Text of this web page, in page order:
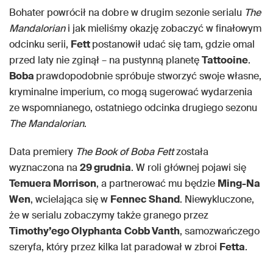
Bohater powrócił na dobre w drugim sezonie serialu The
Mandaloriani jak mieliśmy okazję zobaczyć w finałowym
odcinku serii, Fettpostanowił udać się tam, gdzie omal
przed laty nie zginął – na pustynną planetęTattooine.
Boba prawdopodobnie spróbuje stworzyć swoje własne,
kryminalne imperium, co mogą sugerować wydarzenia
ze wspomnianego, ostatniego odcinka drugiego sezonu
The Mandalorian.
Data premiery The Book of Boba Fettzostała
wyznaczona na29 grudnia. W roli głównej pojawi się
Temuera Morrison, a partnerować mu będzie Ming-Na
Wen, wcielająca się w Fennec Shand. Niewykluczone,
że w serialu zobaczymy także granego przez
Timothy’ego Olyphanta Cobb Vanth, samozwańczego
szeryfa, który przez kilka lat paradował w zbroi Fetta.